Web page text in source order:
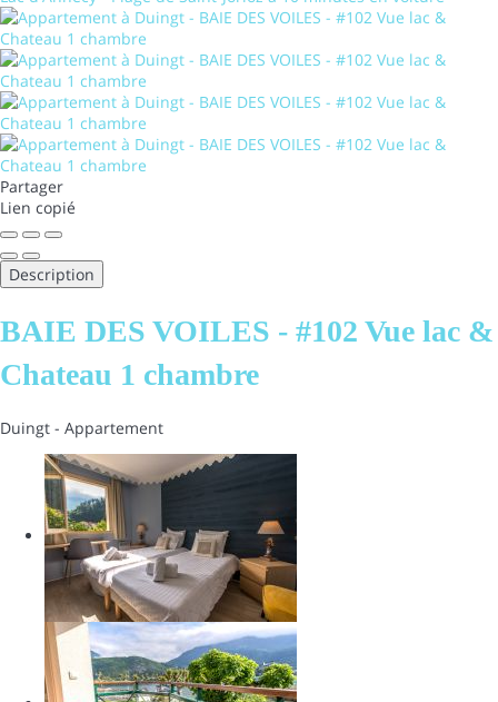
Partager
Lien copié
Description
BAIE DES VOILES - #102 Vue lac &
Chateau 1 chambre
Duingt - Appartement